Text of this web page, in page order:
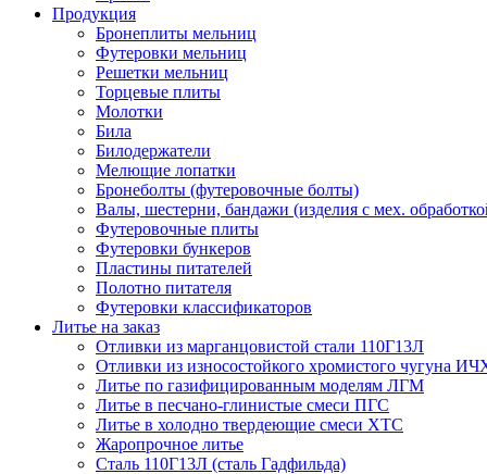
Продукция
Бронеплиты мельниц
Футеровки мельниц
Решетки мельниц
Торцевые плиты
Молотки
Била
Билодержатели
Мелющие лопатки
Бронеболты (футеровочные болты)
Валы, шестерни, бандажи (изделия с мех.
Футеровочные плиты
Футеровки бункеров
Пластины питателей
Полотно питателя
Футеровки классификаторов
Литье на заказ
Отливки из марганцовистой стали 110Г13Л
Отливки из износостойкого хромистого чугуна
Литье по газифицированным моделям ЛГМ
Литье в песчано-глинистые смеси ПГС
Литье в холодно твердеющие смеси ХТС
Жаропрочное литье
Сталь 110Г13Л (сталь Гадфильда)